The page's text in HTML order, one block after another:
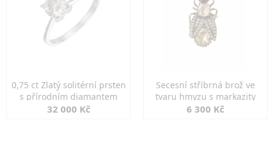
0,75 ct Zlatý solitérní prsten
s přírodním diamantem
32 000 Kč
Secesní stříbrná brož ve
tvaru hmyzu s markazity
6 300 Kč